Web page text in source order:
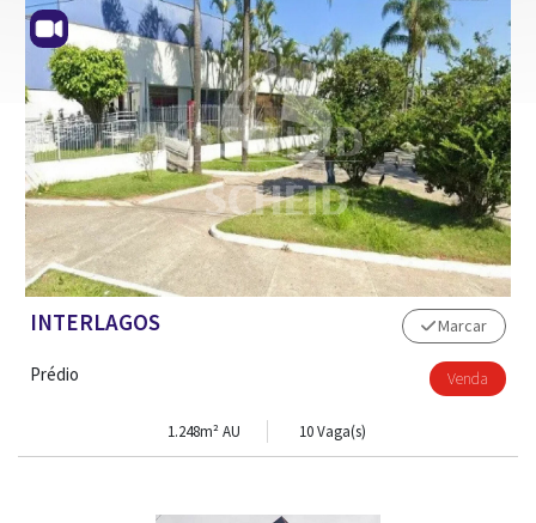
INTERLAGOS
Prédio
Marcar
Venda
1.248m² AU 10 Vaga(s)